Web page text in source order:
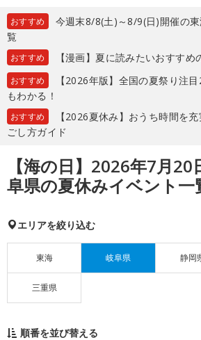
おすすめ
今週末8/8(土)～8/9(日)開催の
覧
おすすめ 【漫画】夏に読みたいおすすめ
おすすめ
【2026年版】全国の夏祭り注
もわかる！
おすすめ
【2026夏休み】おうち時間を
ごし方ガイド
【海の日】2026年7月
阜県の夏休みイベント一
エリアを絞り込む
東海 岐阜県 静岡
三重県
順番を並び替える